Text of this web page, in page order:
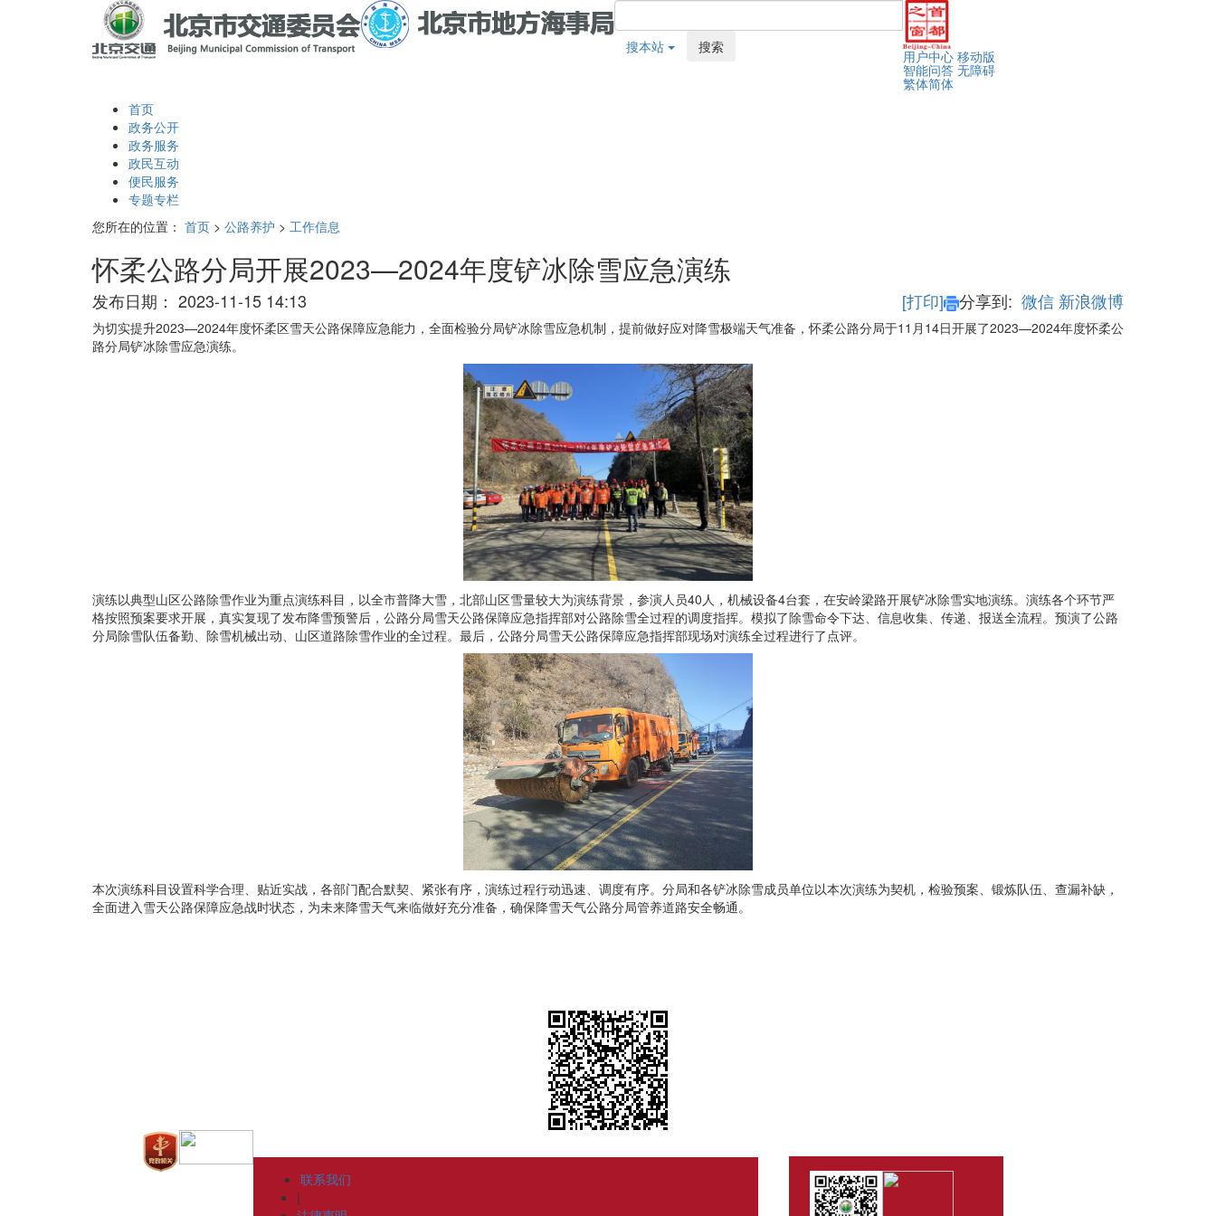
搜本站 搜索
用户中心 移动版
智能问答 无障碍
繁体简体
首页
政务公开
政务服务
政民互动
便民服务
专题专栏
您所在的位置： 首页 > 公路养护 > 工作信息
怀柔公路分局开展2023—2024年度铲冰除雪应急演练
发布日期： 2023-11-15 14:13 [打印] 分享到: 微信 新浪微博
为切实提升2023—2024年度怀柔区雪天公路保障应急能力，全面检验分局铲冰除雪应急机制，提前做好应对降雪极端天气准备，怀柔公路分局于11月14日开展了2023—2024年度怀柔公
路分局铲冰除雪应急演练。
演练以典型山区公路除雪作业为重点演练科目，以全市普降大雪，北部山区雪量较大为演练背景，参演人员40人，机械设备4台套，在安岭梁路开展铲冰除雪实地演练。演练各个环节严
格按照预案要求开展，真实复现了发布降雪预警后，公路分局雪天公路保障应急指挥部对公路除雪全过程的调度指挥。模拟了除雪命令下达、信息收集、传递、报送全流程。预演了公路
分局除雪队伍备勤、除雪机械出动、山区道路除雪作业的全过程。最后，公路分局雪天公路保障应急指挥部现场对演练全过程进行了点评。
本次演练科目设置科学合理、贴近实战，各部门配合默契、紧张有序，演练过程行动迅速、调度有序。分局和各铲冰除雪成员单位以本次演练为契机，检验预案、锻炼队伍、查漏补缺，
全面进入雪天公路保障应急战时状态，为未来降雪天气来临做好充分准备，确保降雪天气公路分局管养道路安全畅通。
联系我们
|